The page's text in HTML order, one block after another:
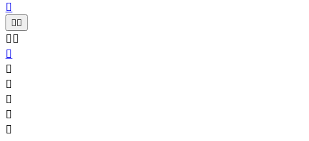

 
 





